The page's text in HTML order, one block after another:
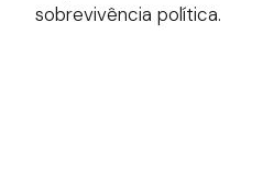
sobrevivência política.